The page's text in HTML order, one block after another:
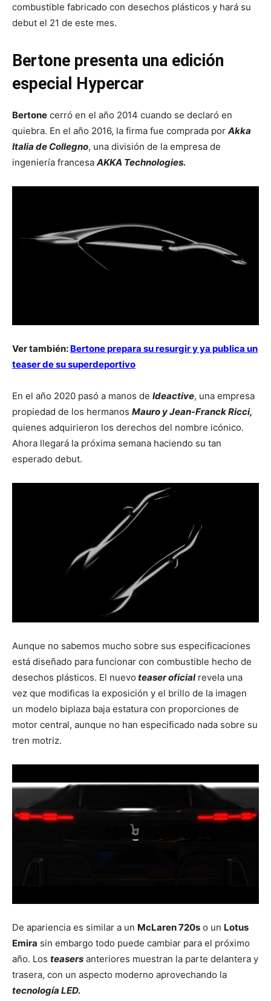
combustible fabricado con desechos plásticos y hará su
debut el 21 de este mes.
Bertone presenta una edición
especial Hypercar
Bertone cerró en el año 2014 cuando se declaró en
quiebra. En el año 2016, la firma fue comprada por Akka
Italia de Collegno, una división de la empresa de
ingeniería francesa AKKA Technologies.
Ver también: Bertone prepara su resurgir y ya publica un
teaser de su superdeportivo
En el año 2020 pasó a manos de Ideactive, una empresa
propiedad de los hermanos Mauro y Jean-Franck Ricci,
quienes adquirieron los derechos del nombre icónico.
Ahora llegará la próxima semana haciendo su tan
esperado debut.
Aunque no sabemos mucho sobre sus especificaciones
está diseñado para funcionar con combustible hecho de
desechos plásticos. El nuevo teaser oficialrevela una
vez que modificas la exposición y el brillo de la imagen
un modelo biplaza baja estatura con proporciones de
motor central, aunque no han especificado nada sobre su
tren motriz.
De apariencia es similar a un McLaren 720s o un Lotus
Emira sin embargo todo puede cambiar para el próximo
año. Los teasers anteriores muestran la parte delantera y
trasera, con un aspecto moderno aprovechando la
tecnología LED.